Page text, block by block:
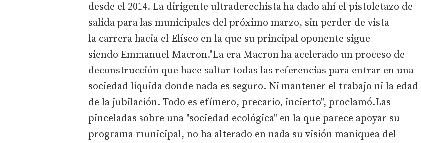
desde el 2014. La dirigente ultraderechista ha dado ahí el pistoletazo de
salida para las municipales del próximo marzo, sin perder de vista
la carrera hacia el Elíseo en la que su principal oponente sigue
siendo Emmanuel Macron."La era Macron ha acelerado un proceso de
deconstrucción que hace saltar todas las referencias para entrar en una
sociedad líquida donde nada es seguro. Ni mantener el trabajo ni la edad
de la jubilación. Todo es efímero, precario, incierto", proclamó.Las
pinceladas sobre una "sociedad ecológica" en la que parece apoyar su
programa municipal, no ha alterado en nada su visión maniquea del